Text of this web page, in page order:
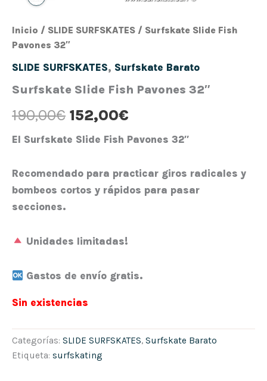
Inicio / SLIDE SURFSKATES / Surfskate Slide Fish
Pavones 32″
SLIDE SURFSKATES, Surfskate Barato
Surfskate Slide Fish Pavones 32″
190,00€ 152,00€
El Surfskate Slide Fish Pavones 32″
Recomendado para practicar giros radicales y
bombeos cortos y rápidos para pasar
secciones.
Unidades limitadas!
Gastos de envío gratis.
Sin existencias
Categorías: SLIDE SURFSKATES, Surfskate Barato
Etiqueta: surfskating